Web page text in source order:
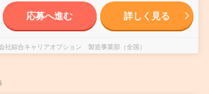
応募へ進む 詳しく見る
社綜合キャリアオプション 製造事業部（全国）